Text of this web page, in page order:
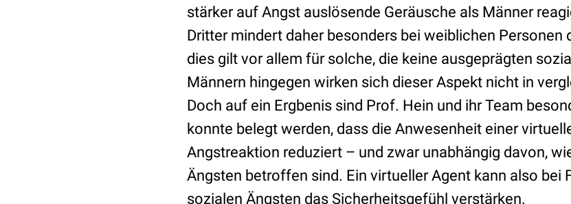
stärker auf Angst auslösende Geräusche als Männer
Dritter mindert daher besonders bei weiblichen Personen
dies gilt vor allem für solche, die keine ausgeprägten
Männern hingegen wirken sich dieser Aspekt nicht in
Doch auf ein Ergbenis sind Prof. Hein und ihr Team
konnte belegt werden, dass die Anwesenheit einer
Angstreaktion reduziert – und zwar unabhängig davon,
Ängsten betroffen sind. Ein virtueller Agent kann also bei
sozialen Ängsten das Sicherheitsgefühl verstärken.